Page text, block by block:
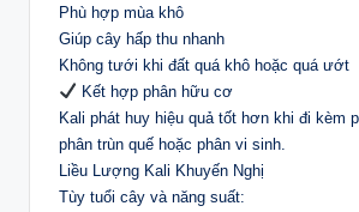
Phù hợp mùa khô
Giúp cây hấp thu nhanh
Không tưới khi đất quá khô hoặc quá ướt
Kết hợp phân hữu cơ
Kali phát huy hiệu quả tốt hơn khi đi kèm
phân trùn quế hoặc phân vi sinh.
Liều Lượng Kali Khuyến Nghị
Tùy tuổi cây và năng suất: